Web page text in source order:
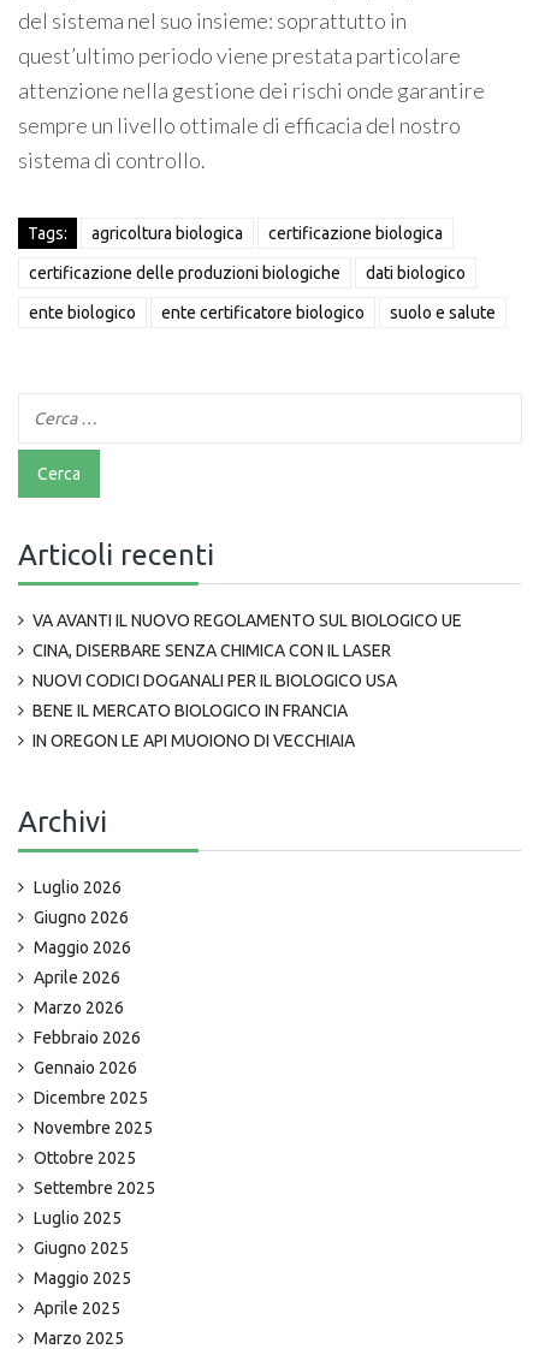
del sistema nel suo insieme: soprattutto in
quest’ultimo periodo viene prestata particolare
attenzione nella gestione dei rischi onde garantire
sempre un livello ottimale di efficacia del nostro
sistema di controllo.
Tags: agricoltura biologica certificazione biologica
certificazione delle produzioni biologiche dati biologico
ente biologico ente certificatore biologico suolo e salute
Articoli recenti
VA AVANTI IL NUOVO REGOLAMENTO SUL BIOLOGICO UE
CINA, DISERBARE SENZA CHIMICA CON IL LASER
NUOVI CODICI DOGANALI PER IL BIOLOGICO USA
BENE IL MERCATO BIOLOGICO IN FRANCIA
IN OREGON LE API MUOIONO DI VECCHIAIA
Archivi
Luglio 2026
Giugno 2026
Maggio 2026
Aprile 2026
Marzo 2026
Febbraio 2026
Gennaio 2026
Dicembre 2025
Novembre 2025
Ottobre 2025
Settembre 2025
Luglio 2025
Giugno 2025
Maggio 2025
Aprile 2025
Marzo 2025